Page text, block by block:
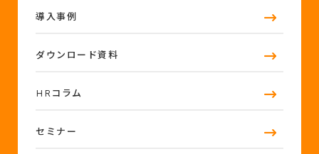
導入事例
ダウンロード資料
HRコラム
セミナー